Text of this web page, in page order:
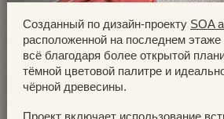
Созданный по дизайн-проекту SOA
расположенной на последнем
всё благодаря более открытой
тёмной цветовой палитре и
чёрной древесины.
Проект включает использование